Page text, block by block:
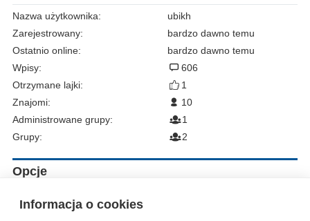
Informacja o cookies
Nazwa użytkownika:
ubikh
Zarejestrowany:
bardzo dawno temu
Ostatnio online:
bardzo dawno temu
Wpisy:
606
Otrzymane lajki:
1
Znajomi:
10
Administrowane grupy:
1
Grupy:
2
Opcje